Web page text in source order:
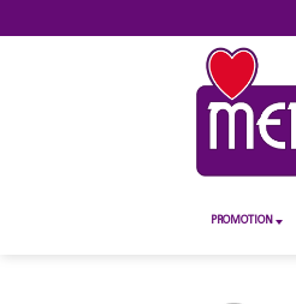
to
PROMOTION